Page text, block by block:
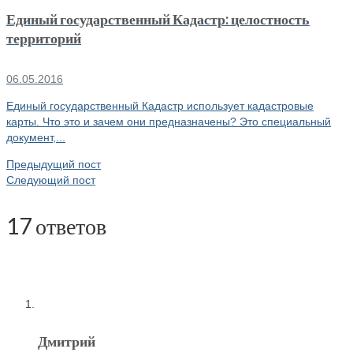
Единый государственный Кадастр: целостность
территорий
06.05.2016
Единый государственный Кадастр использует кадастровые
карты. Что это и зачем они предназначены? Это специальный
документ,...
Предыдущий пост
Следующий пост
17 ответов
Дмитрий